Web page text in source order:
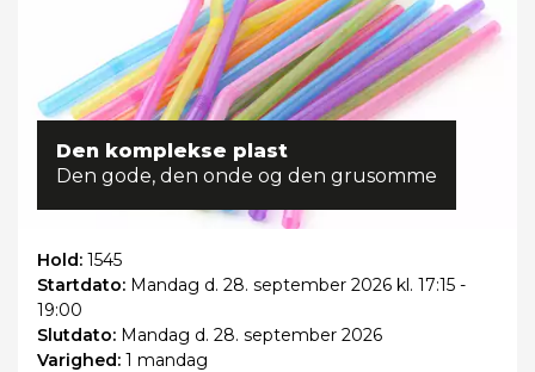
Den komplekse plast
Den gode, den onde og den grusomme
Hold: 1545
Startdato: Mandag d. 28. september 2026 kl. 17:15 -
19:00
Slutdato: Mandag d. 28. september 2026
Varighed: 1 mandag